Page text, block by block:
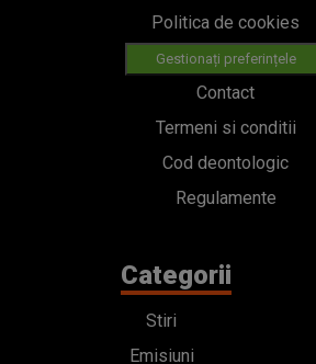
Politica de cookies
Gestionați preferințele
Contact
Termeni si conditii
Cod deontologic
Regulamente
Categorii
Stiri
Emisiuni